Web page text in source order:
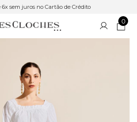
sem juros no Cartão de Crédito
0